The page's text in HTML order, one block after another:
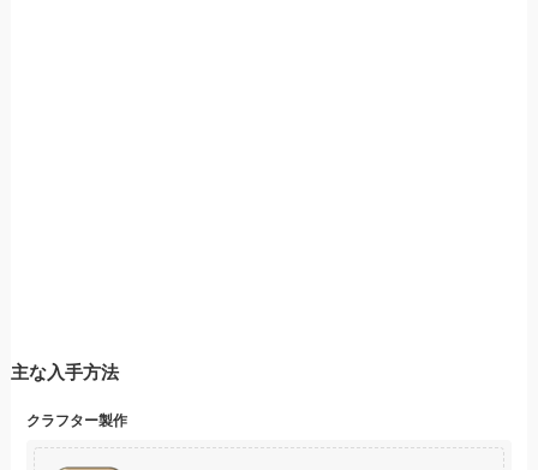
主な入手方法
クラフター製作